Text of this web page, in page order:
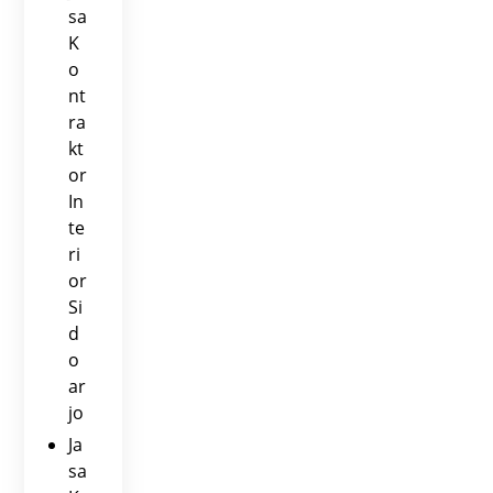
sa
K
o
nt
ra
kt
or
In
te
ri
or
Si
d
o
ar
jo
Ja
sa